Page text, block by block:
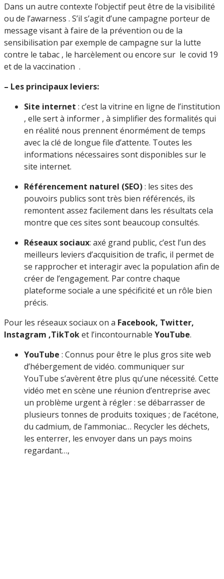
Dans un autre contexte l’objectif peut être de la visibilité
ou de l’awarness . S’il s’agit d’une campagne porteur de
message visant à faire de la prévention ou de la
sensibilisation par exemple de campagne sur la lutte
contre le tabac , le harcèlement ou encore sur le covid 19
et de la vaccination .
– Les principaux leviers:
Site internet : c’est la vitrine en ligne de l’institution
, elle sert à informer , à simplifier des formalités qui
en réalité nous prennent énormément de temps
avec la clé de longue file d’attente. Toutes les
informations nécessaires sont disponibles sur le
site internet.
Référencement naturel (SEO): les sites des
pouvoirs publics sont très bien référencés, ils
remontent assez facilement dans les résultats cela
montre que ces sites sont beaucoup consultés.
Réseaux sociaux: axé grand public, c’est l’un des
meilleurs leviers d’acquisition de trafic, il permet de
se rapprocher et interagir avec la population afin de
créer de l’engagement. Par contre chaque
plateforme sociale a une spécificité et un rôle bien
précis.
Pour les réseaux sociaux on a Facebook, Twitter,
Instagram ,TikToket l’incontournable YouTube.
YouTube : Connus pour être le plus gros site web
d’hébergement de vidéo. communiquer sur
YouTube s’avèrent être plus qu’une nécessité. Cette
vidéo met en scène une réunion d’entreprise avec
un problème urgent à régler : se débarrasser de
plusieurs tonnes de produits toxiques ; de l’acétone,
du cadmium, de l’ammoniac… Recycler les déchets,
les enterrer, les envoyer dans un pays moins
regardant…,